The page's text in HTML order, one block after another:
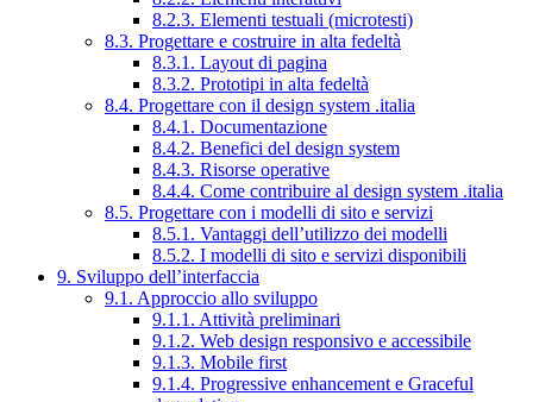
8.2.3. Elementi testuali (microtesti)
8.3. Progettare e costruire in alta fedeltà
8.3.1. Layout di pagina
8.3.2. Prototipi in alta fedeltà
8.4. Progettare con il design system .italia
8.4.1. Documentazione
8.4.2. Benefici del design system
8.4.3. Risorse operative
8.4.4. Come contribuire al design system .italia
8.5. Progettare con i modelli di sito e servizi
8.5.1. Vantaggi dell’utilizzo dei modelli
8.5.2. I modelli di sito e servizi disponibili
9. Sviluppo dell’interfaccia
9.1. Approccio allo sviluppo
9.1.1. Attività preliminari
9.1.2. Web design responsivo e accessibile
9.1.3. Mobile first
9.1.4. Progressive enhancement e Graceful